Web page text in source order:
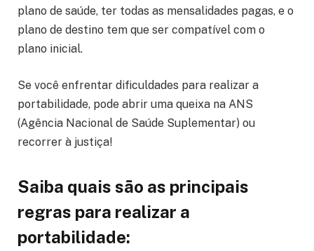
plano de saúde, ter todas as mensalidades pagas, e o
plano de destino tem que ser compatível com o
plano inicial.
Se você enfrentar dificuldades para realizar a
portabilidade, pode abrir uma queixa na ANS
(Agência Nacional de Saúde Suplementar) ou
recorrer à justiça!
Saiba quais são as principais
regras para realizar a
portabilidade: